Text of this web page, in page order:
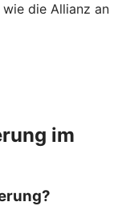
die Allianz an
im